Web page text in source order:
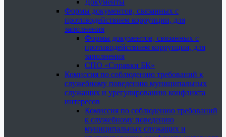
Документы
Формы документов, связанных с
противодействием коррупции, для
заполнения
Формы документов, связанных с
противодействием коррупции, для
заполнения
СПО «Справки БК»
Комиссия по соблюдению требований к
служебному поведению муниципальных
служащих и урегулированию конфликта
интересов
Комиссия по соблюдению требований
к служебному поведению
муниципальных служащих и